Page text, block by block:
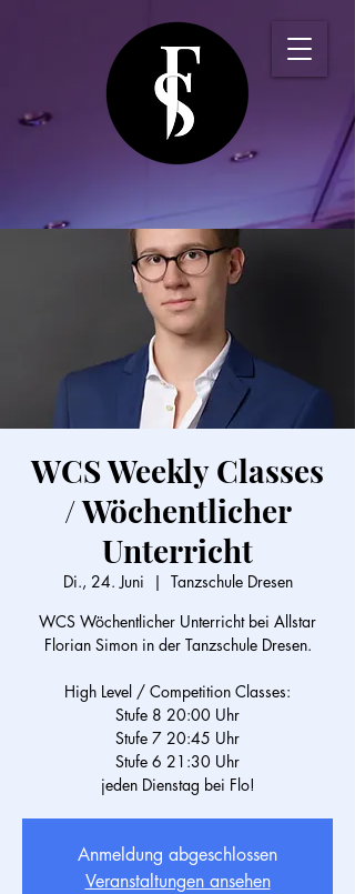
WCS Weekly Classes
/ Wöchentlicher
Unterricht
Di., 24. Juni
  |
Tanzschule Dresen
WCS Wöchentlicher Unterricht bei Allstar
Florian Simon in der Tanzschule Dresen.
High Level / Competition Classes:
Stufe 8 20:00 Uhr
Stufe 7 20:45 Uhr
Stufe 6 21:30 Uhr
Anmeldung abgeschlossen
Veranstaltungen ansehen